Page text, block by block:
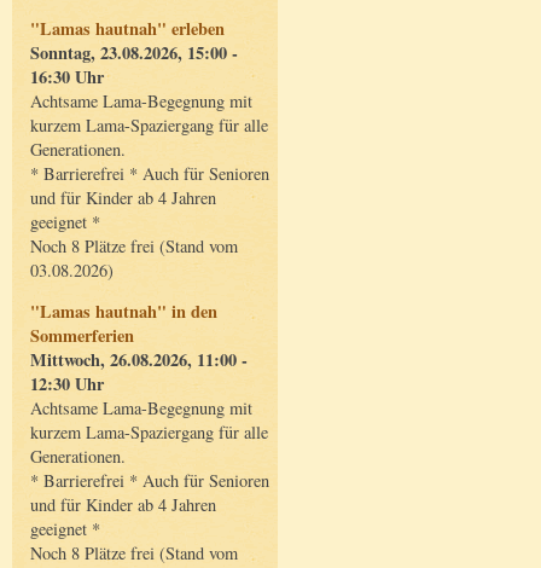
"Lamas hautnah" erleben
Sonntag, 23.08.2026, 15:00 -
16:30 Uhr
Achtsame Lama-Begegnung mit
kurzem Lama-Spaziergang für alle
Generationen.
* Barrierefrei * Auch für Senioren
und für Kinder ab 4 Jahren
geeignet *
Noch 8 Plätze frei (Stand vom
03.08.2026)
"Lamas hautnah" in den
Sommerferien
Mittwoch, 26.08.2026, 11:00 -
12:30 Uhr
Achtsame Lama-Begegnung mit
kurzem Lama-Spaziergang für alle
Generationen.
* Barrierefrei * Auch für Senioren
und für Kinder ab 4 Jahren
geeignet *
Noch 8 Plätze frei (Stand vom